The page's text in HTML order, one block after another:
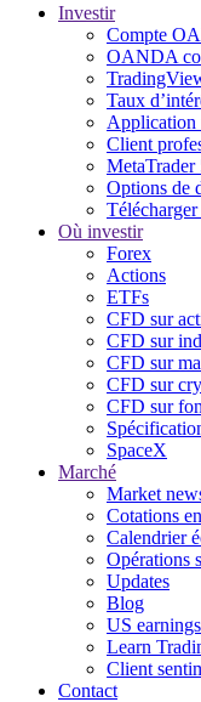
Investir
Compte
OANDA
Taux
Application
Client
MetaTrader
Options de
Où investir
Forex
Actions
ETFs
CFD sur
CFD sur
CFD sur
CFD sur
CFD sur
SpaceX
Marché
Market
Cotations
Calendrier
Opérations
Updates
Blog
US
Learn
Client
Contact